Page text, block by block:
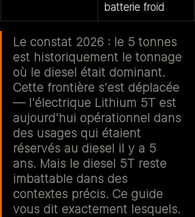
batterie froid
Le constat 2026 : le 5 tonnes
est historiquement le tonnage
où le diesel était dominant.
Cette frontière s'est déplacée
— l'électrique Lithium 5T est
aujourd'hui opérationnel dans
des usages qui étaient
réservés au diesel il y a 5
ans. Mais le diesel 5T reste
imbattable dans des
contextes précis. Ce guide
vous dit exactement lesquels.